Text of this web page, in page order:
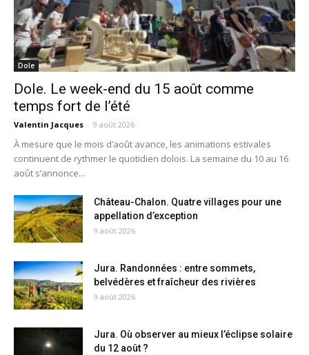
Dole
Dole. Le week-end du 15 août comme
temps fort de l’été
Valentin Jacques - 9 août 2026
À mesure que le mois d’août avance, les animations estivales
continuent de rythmer le quotidien dolois. La semaine du 10 au 16
août s’annonce...
Château-Chalon. Quatre villages pour une
appellation d’exception
9 août 2026
Jura. Randonnées : entre sommets,
belvédères et fraîcheur des rivières
9 août 2026
Jura. Où observer au mieux l’éclipse solaire
du 12 août ?